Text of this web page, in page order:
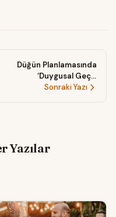
Sonraki Yazı
Düğün Planlamasında
‘Duygusal Geçiş
Noktaları’ Fikri:
Yazılar